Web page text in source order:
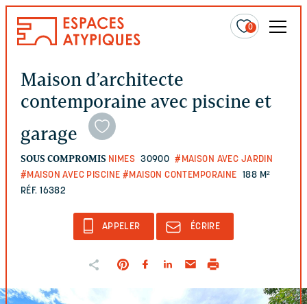
0
Maison d’architecte
contemporaine avec piscine et
garage
SOUS COMPROMIS NIMES 30900 #MAISON AVEC JARDIN
#MAISON AVEC PISCINE #MAISON CONTEMPORAINE
188 M²
RÉF. 16382
APPELER ÉCRIRE